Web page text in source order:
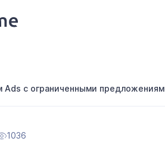
Ads с ограниченными
1036